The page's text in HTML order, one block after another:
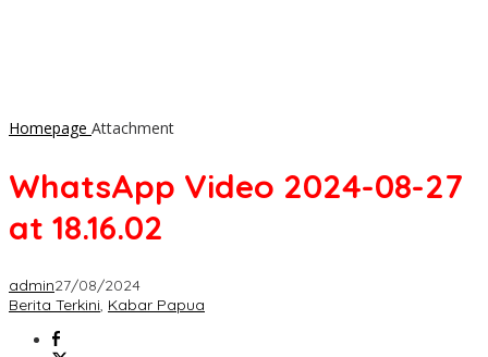
Homepage Attachment
WhatsApp Video 2024-08-27
at 18.16.02
admin27/08/2024
Berita Terkini, Kabar Papua